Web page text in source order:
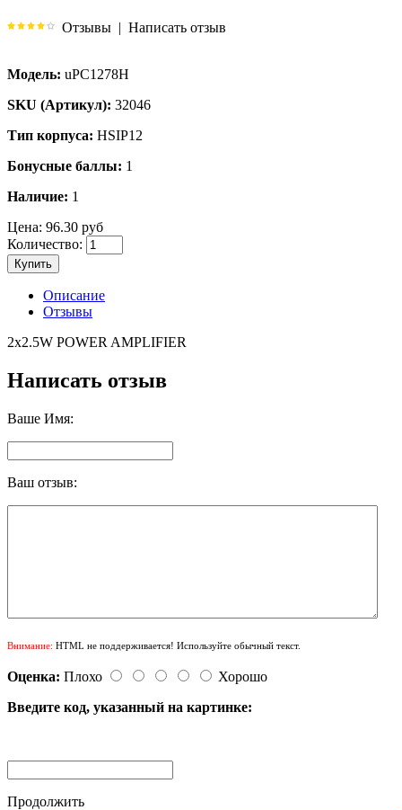
Отзывы | Написать отзыв
Модель: uPC1278H
SKU (Артикул): 32046
Тип корпуса: HSIP12
Бонусные баллы: 1
Наличие: 1
Цена: 96.30 руб
Количество:
Купить
Описание
Отзывы
2x2.5W POWER AMPLIFIER
Написать отзыв
Ваше Имя:
Ваш отзыв:
Внимание: HTML не поддерживается! Используйте обычный текст.
Оценка: Плохо
Хорошо
Введите код, указанный на картинке:
Продолжить